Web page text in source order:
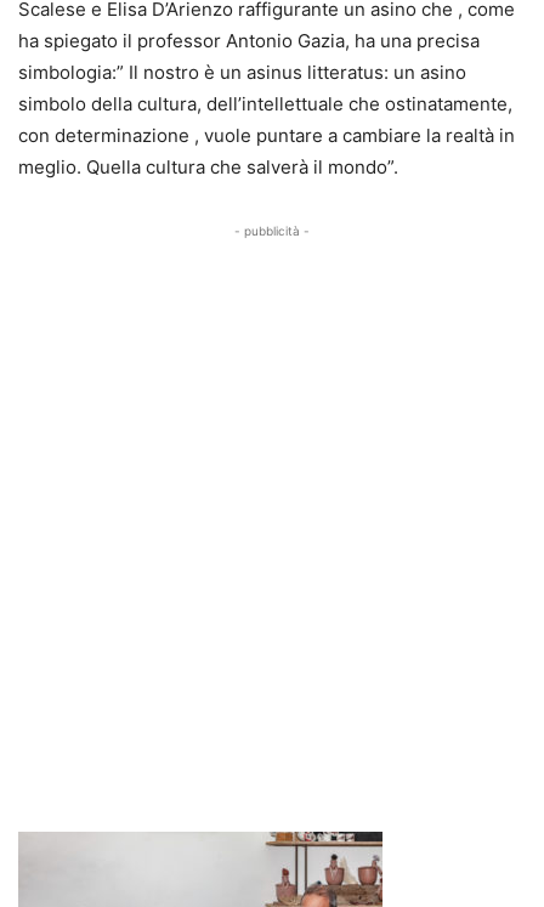
Scalese e Elisa D’Arienzo raffigurante un asino che , come
ha spiegato il professor Antonio Gazia, ha una precisa
simbologia:” Il nostro è un asinus litteratus: un asino
simbolo della cultura, dell’intellettuale che ostinatamente,
con determinazione , vuole puntare a cambiare la realtà in
meglio. Quella cultura che salverà il mondo”.
- pubblicità -